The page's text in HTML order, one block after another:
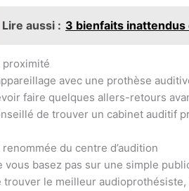
Lire aussi : 3 bienfaits inattendus
proximité
avec une prothèse
faire quelques allers-retours
de trouver un cabinet auditif
renommée du centre d’audition
vous basez pas sur une simple
trouver le meilleur